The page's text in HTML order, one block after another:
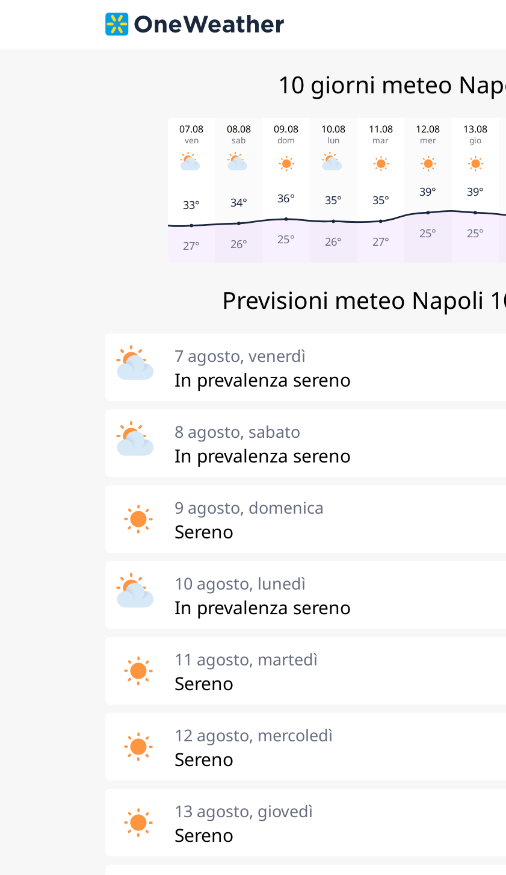
10 giorni meteo
ven
07.08
sab
08.08
dom
09.08
lun
10.08
mar
11.08
mer
12.08
gio
13.08
33°
27°
34°
26°
36°
25°
35°
26°
35°
27°
39°
25°
39°
25°
Previsioni meteo Napoli
7 agosto, venerdì
In prevalenza sereno
8 agosto, sabato
In prevalenza sereno
9 agosto, domenica
Sereno
10 agosto, lunedì
In prevalenza sereno
11 agosto, martedì
Sereno
12 agosto, mercoledì
Sereno
13 agosto, giovedì
Sereno